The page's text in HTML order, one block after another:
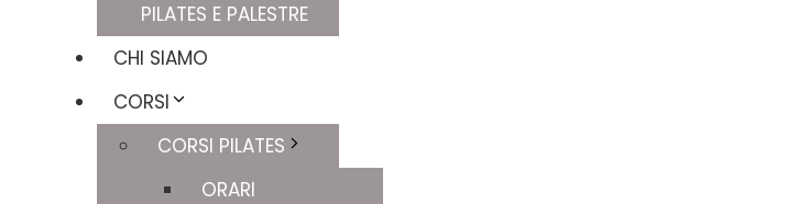
PILATES E PALESTRE
CHI SIAMO
CORSI
CORSI PILATES
ORARI